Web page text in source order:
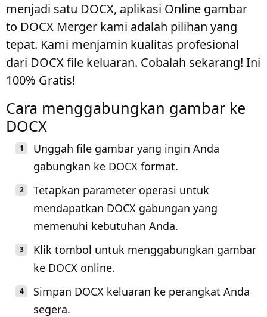
menjadi satu DOCX, aplikasi Online gambar
to DOCX Merger kami adalah pilihan yang
tepat. Kami menjamin kualitas profesional
dari DOCX file keluaran. Cobalah sekarang! Ini
100% Gratis!
Cara menggabungkan gambar ke
DOCX
Unggah file gambar yang ingin Anda
gabungkan ke DOCX format.
Tetapkan parameter operasi untuk
mendapatkan DOCX gabungan yang
memenuhi kebutuhan Anda.
Klik tombol untuk menggabungkan gambar
ke DOCX online.
Simpan DOCX keluaran ke perangkat Anda
segera.